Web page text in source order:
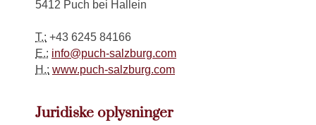
5412 Puch bei Hallein
T.: +43 6245 84166
E.: info@puch-salzburg.com
H.: www.puch-salzburg.com
Juridiske oplysninger